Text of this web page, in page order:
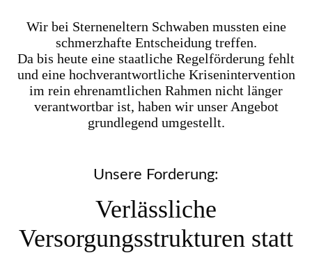
Wir bei Sterneneltern Schwaben mussten eine
schmerzhafte Entscheidung treffen.
Da bis heute eine staatliche Regelförderung fehlt
und eine hochverantwortliche Krisenintervention
im rein ehrenamtlichen Rahmen nicht länger
verantwortbar ist, haben wir unser Angebot
grundlegend umgestellt.
Unsere Forderung:
Verlässliche
Versorgungsstrukturen statt